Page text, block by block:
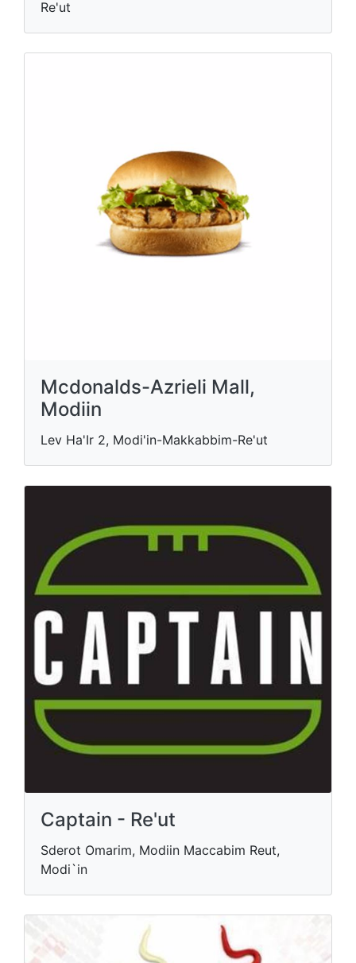
Re'ut
Mcdonalds-Azrieli Mall,
Modiin
Lev Ha'Ir 2, Modi'in-Makkabbim-Re'ut
Captain - Re'ut
Sderot Omarim, Modiin Maccabim Reut,
Modi`in